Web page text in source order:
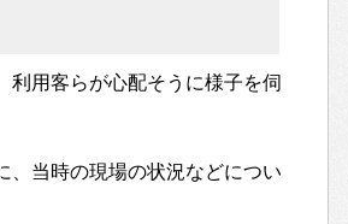
利用客らが心配そうに様子を伺
、当時の現場の状況などについ